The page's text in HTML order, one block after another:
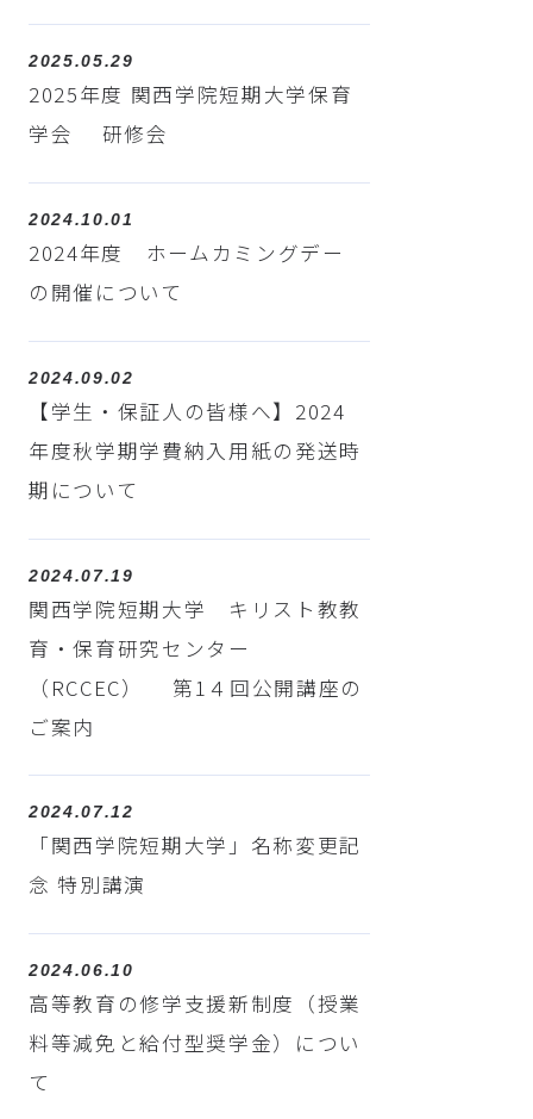
2025.05.29
2025年度 関西学院短期大学保育
学会 研修会
2024.10.01
2024年度 ホームカミングデー
の開催について
2024.09.02
【学生・保証人の皆様へ】2024
年度秋学期学費納入用紙の発送時
期について
2024.07.19
関西学院短期大学 キリスト教教
育・保育研究センター
（RCCEC） 第1４回公開講座の
ご案内
2024.07.12
「関西学院短期大学」名称変更記
念 特別講演
2024.06.10
高等教育の修学支援新制度（授業
料等減免と給付型奨学金）につい
て